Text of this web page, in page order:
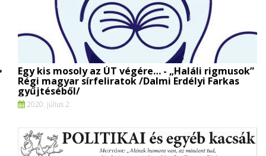
Egy kis mosoly az ÚT végére… - „Haláli rigmusok”
Régi magyar sírfeliratok /Dalmi Erdélyi Farkas
gyűjtéséből/
2020. július 2.